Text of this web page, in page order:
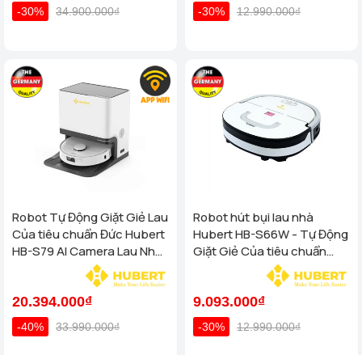
-30% 34.900.000₫ -30% 12.990.000₫
Robot Tự Động Giặt Giẻ Lau
Của tiêu chuẩn Đức Hubert
HB-S79 AI Camera Lau Nhà
Hút Bụi, diệt khuẩn
20.394.000₫
-40% 33.990.000₫
Robot hút bụi lau nhà
Hubert HB-S66W - Tự Động
Giặt Giẻ Của tiêu chuẩn
9.093.000₫
-30% 12.990.000₫